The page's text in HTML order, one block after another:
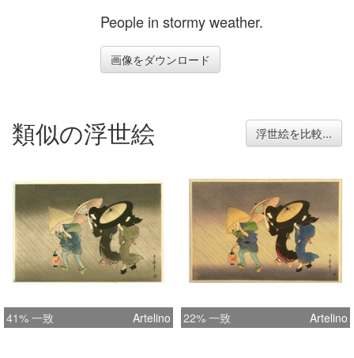
People in stormy weather.
画像をダウンロード
類似の浮世絵 浮世絵を比較...
41% 一致 Artelino 22% 一致 Artelino